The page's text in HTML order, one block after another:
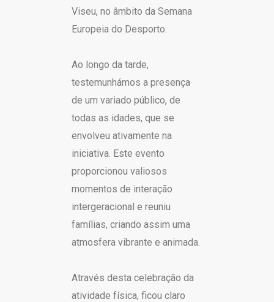
Viseu, no âmbito da Semana
Europeia do Desporto.
Ao longo da tarde,
testemunhámos a presença
de um variado público, de
todas as idades, que se
envolveu ativamente na
iniciativa. Este evento
proporcionou valiosos
momentos de interação
intergeracional e reuniu
famílias, criando assim uma
atmosfera vibrante e animada.
Através desta celebração da
atividade física, ficou claro